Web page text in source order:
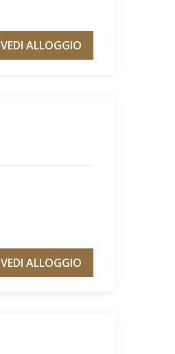
VEDI ALLOGGIO
VEDI ALLOGGIO